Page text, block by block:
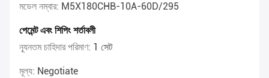
মডেল নম্বার: M5X180CHB-10A-60D/295
পেমেন্ট এবং শিপিং শর্তাবলী
ন্যূনতম চাহিদার পরিমাণ: 1 সেট
মূল্য: Negotiate